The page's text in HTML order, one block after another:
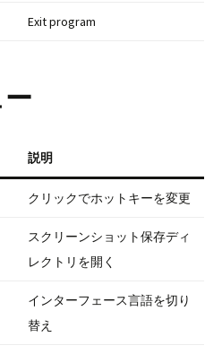
Exit program
説明
クリックでホットキーを変更
スクリーンショット保存ディ
レクトリを開く
インターフェース言語を切り
替え